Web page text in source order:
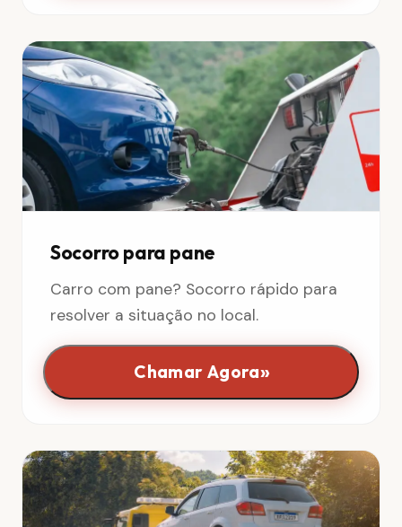
Socorro para pane
Carro com pane? Socorro rápido para
resolver a situação no local.
Chamar Agora»